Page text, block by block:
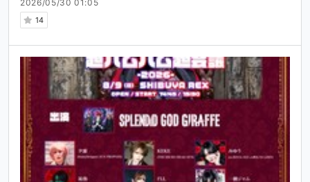
2026/05/30 01:05
14